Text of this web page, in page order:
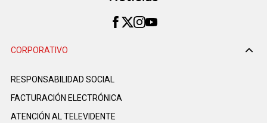
CORPORATIVO
RESPONSABILIDAD SOCIAL
FACTURACIÓN ELECTRÓNICA
ATENCIÓN AL TELEVIDENTE